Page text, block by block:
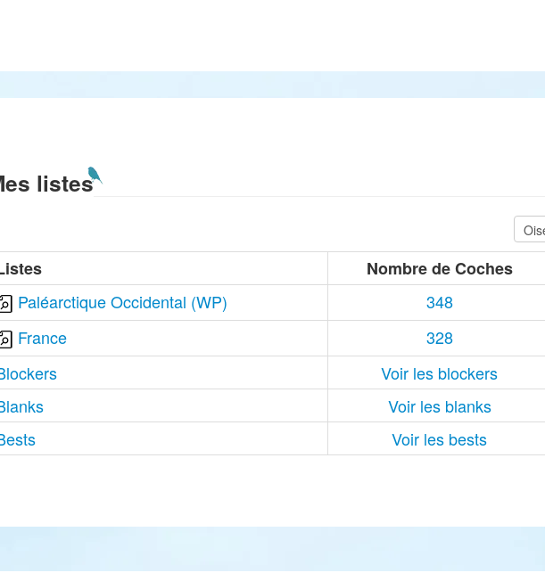
listes
Nombre de Coches
Paléarctique Occidental (WP)
348
France
328
Voir les blockers
Voir les blanks
Voir les bests